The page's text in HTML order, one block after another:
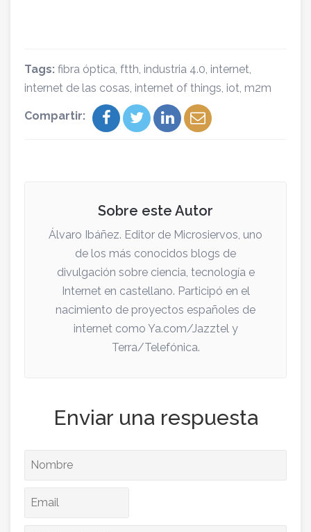
Tags: fibra óptica, ftth, industria 4.0, internet,
internet de las cosas, internet of things, iot, m2m
Compartir:
Sobre este Autor
Álvaro Ibáñez. Editor de Microsiervos, uno
de los más conocidos blogs de
divulgación sobre ciencia, tecnología e
Internet en castellano. Participó en el
nacimiento de proyectos españoles de
internet como Ya.com/Jazztel y
Terra/Telefónica.
Enviar una respuesta